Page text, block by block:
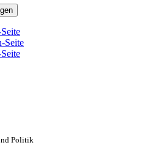
Seite
Politik